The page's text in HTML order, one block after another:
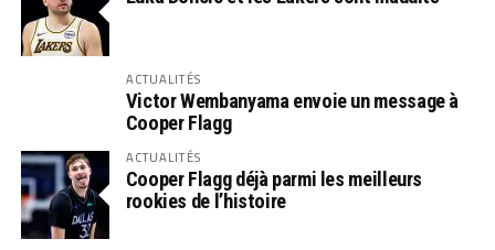
ACTUALITÉS
Victor Wembanyama envoie un message à
Cooper Flagg
ACTUALITÉS
Cooper Flagg déjà parmi les meilleurs
rookies de l’histoire